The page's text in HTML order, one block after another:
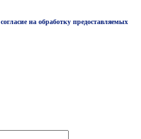
согласие на обработку предоставляемых